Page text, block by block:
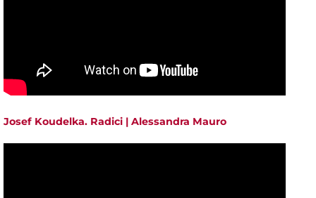
Josef Koudelka. Radici | Alessandra Mauro